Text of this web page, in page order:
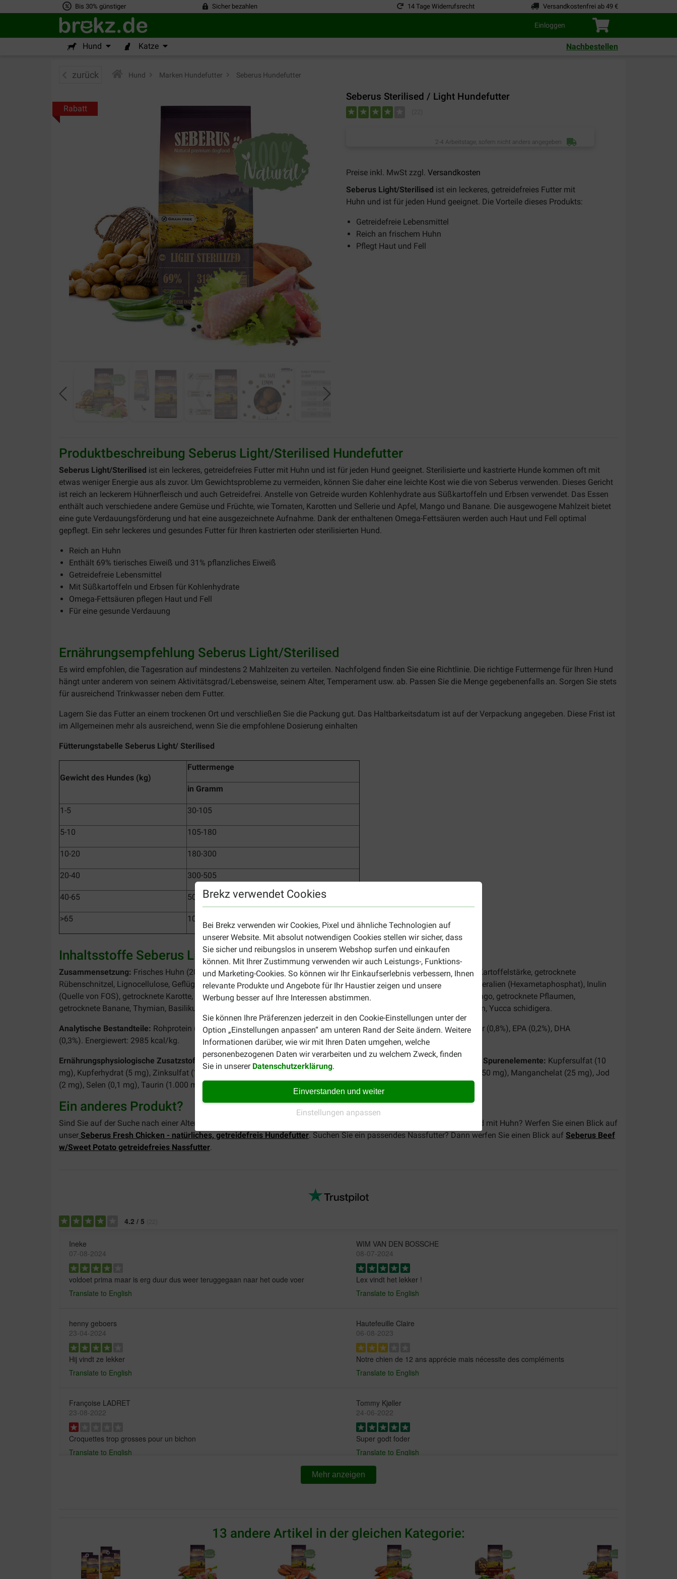
Bis 30% günstiger Sicher bezahlen 14 Tage Widerrufsrecht Versandkostenfrei ab 49 €
Einloggen
Hund Katze Nachbestellen
Brekz verwendet Cookies
Bei Brekz verwenden wir Cookies, Pixel und ähnliche Technologien auf
unserer Website. Mit absolut notwendigen Cookies stellen wir sicher, dass
Sie sicher und reibungslos in unserem Webshop surfen und einkaufen
können. Mit Ihrer Zustimmung verwenden wir auch Leistungs-, Funktions-
und Marketing-Cookies. So können wir Ihr Einkaufserlebnis verbessern, Ihnen
relevante Produkte und Angebote für Ihr Haustier zeigen und unsere
Werbung besser auf Ihre Interessen abstimmen.
Sie können Ihre Präferenzen jederzeit in den Cookie-Einstellungen unter der
Option „Einstellungen anpassen“ am unteren Rand der Seite ändern. Weitere
Informationen darüber, wie wir mit Ihren Daten umgehen, welche
personenbezogenen Daten wir verarbeiten und zu welchem Zweck, finden
Sie in unserer Datenschutzerklärung.
Einverstanden und weiter
Einstellungen anpassen
zurück Hund Marken Hundefutter Seberus Hundefutter
Seberus Sterilised / Light Hundefutter
Rabatt
2-4 Arbeitstage, sofern nicht anders angegeben
Preise inkl. MwSt zzgl. Versandkosten
Seberus Light/Sterilised ist ein leckeres, getreidefreies Futter mit
Huhn und ist für jeden Hund geeignet. Die Vorteile dieses Produkts:
Getreidefreie Lebensmittel
Reich an frischem Huhn
Pflegt Haut und Fell
Produktbeschreibung Seberus Light/Sterilised Hundefutter
Seberus Light/Sterilised ist ein leckeres, getreidefreies Futter mit Huhn und ist für jeden Hund geeignet. Sterilisierte und kastrierte Hunde kommen oft mit
etwas weniger Energie aus als zuvor. Um Gewichtsprobleme zu vermeiden, können Sie daher eine leichte Kost wie die von Seberus verwenden. Dieses Gericht
ist reich an leckerem Hühnerfleisch und auch Getreidefrei. Anstelle von Getreide wurden Kohlenhydrate aus Süßkartoffeln und Erbsen verwendet. Das Essen
enthält auch verschiedene andere Gemüse und Früchte, wie Tomaten, Karotten und Sellerie und Apfel, Mango und Banane. Die ausgewogene Mahlzeit bietet
eine gute Verdauungsförderung und hat eine ausgezeichnete Aufnahme. Dank der enthaltenen Omega-Fettsäuren werden auch Haut und Fell optimal
gepflegt. Ein sehr leckeres und gesundes Futter für Ihren kastrierten oder sterilisierten Hund.
Reich an Huhn
Enthält 69% tierisches Eiweiß und 31% pflanzliches Eiweiß
Getreidefreie Lebensmittel
Mit Süßkartoffeln und Erbsen für Kohlenhydrate
Omega-Fettsäuren pflegen Haut und Fell
Für eine gesunde Verdauung
Ernährungsempfehlung Seberus Light/Sterilised
Es wird empfohlen, die Tagesration auf mindestens 2 Mahlzeiten zu verteilen. Nachfolgend finden Sie eine Richtlinie. Die richtige Futtermenge für Ihren Hund
hängt unter anderem von seinem Aktivitätsgrad/Lebensweise, seinem Alter, Temperament usw. ab. Passen Sie die Menge gegebenenfalls an. Sorgen Sie stets
für ausreichend Trinkwasser neben dem Futter.
Lagern Sie das Futter an einem trockenen Ort und verschließen Sie die Packung gut. Das Haltbarkeitsdatum ist auf der Verpackung angegeben. Diese Frist ist
im Allgemeinen mehr als ausreichend, wenn Sie die empfohlene Dosierung einhalten
Fütterungstabelle Seberus Light/ Sterilised
Gewicht des Hundes (kg)
Futtermenge
in Gramm
1-5 30-105
5-10 105-180
10-20 180-300
20-40 300-505
40-65 505-730
>65 10,5 Gramm pro Kg Körpergewicht
Inhaltsstoffe Seberus Light / Sterilised Hundefutter
Zusammensetzung: Frisches Huhn (20%), Erbsen, getrocknetes Huhn, getrocknete Süßkartoffel, getrocknete Kartoffel, Kartoffelstärke, getrocknete
Rübenschnitzel, Lignocellulose, Geflügelfett, getrocknete Johannisbrotkerne, Leinsamen, Bierhefe, Lachsöl, Eipulver, Mineralien (Hexametaphosphat), Inulin
(Quelle von FOS), getrocknete Karotte, Brennnessel, Echinacea, getrocknete Tomate, getrockneter Apfel, getrocknete Mango, getrocknete Pflaumen,
getrocknete Banane, Thymian, Basilikum, Spirulina, getrocknete Cranberry, getrockneter Sellerie, Glucosamin, Chondroitin, Yucca schidigera.
Analytische Bestandteile: Rohprotein (24%), Rohfett (10%), Rohfaser (7,5%), Rohasche (6,5%), Calcium (0,9%), Phosphor (0,8%), EPA (0,2%), DHA
(0,3%). Energiewert: 2985 kcal/kg.
Ernährungsphysiologische Zusatzstoffe/kg: Vitamine:Vitamin A (18.000 IE), Vitamin D3 (1.800 IE), Vitamin E (500 IE). Spurenelemente: Kupfersulfat (10
mg), Kupferhydrat (5 mg), Zinksulfat (100 mg), Zinkchelat (50 mg), Eisensulfat (70 mg), Eisenhydrat (35 mg), Mangan (50 mg), Manganchelat (25 mg), Jod
(2 mg), Selen (0,1 mg), Taurin (1.000 mg), L-Carnitin (50 mg). Beinhaltet natürliche
Ein anderes Produkt?
Sind Sie auf der Suche nach einer Alternative zu diesem Produkt, z.B. einem körnfreien Futter für den erwachsenen Hund mit Huhn? Werfen Sie einen Blick auf
unser Seberus Fresh Chicken - natürliches, getreidefreis Hundefutter. Suchen Sie ein passendes Nassfutter? Dann werfen Sie einen Blick auf Seberus Beef
w/Sweet Potato getreidefreies Nassfutter.
4.2 / 5
Ineke
07-08-2024
voldoet prima maar is erg duur dus weer teruggegaan naar het oude voer
Translate to English
WIM VAN DEN BOSSCHE
08-07-2024
Lex vindt het lekker !
Translate to English
henny geboers
23-04-2024
Hij vindt ze lekker
Translate to English
Hautefeuille Claire
06-08-2023
Notre chien de 12 ans apprécie mais nécessite des compléments
Translate to English
Françoise LADRET
23-08-2022
Croquettes trop grosses pour un bichon
Translate to English
Tommy Kjøller
24-06-2022
Super godt foder
Translate to English
peux rivaliser avec les plus grande marque. mon beagle adore
W.van Horn
Fijne hondenbrok smakelijk
Translate to English
Mehr anzeigen
13 andere Artikel in der gleichen Kategorie: